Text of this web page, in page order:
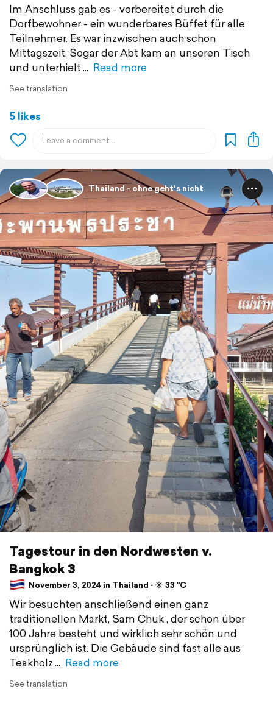
Im Anschluss gab es - vorbereitet durch die
Dorfbewohner - ein wunderbares Büffet für alle
Teilnehmer. Es war inzwischen auch schon
Mittagszeit. Sogar der Abt kam an unseren Tisch
und unterhielt
Read more
See translation
5 likes
Thailand - ohne geht's nicht
Tagestour in den Nordwesten v.
Bangkok 3
November 3, 2024 in Thailand ⋅ ☀️ 33 °C
Wir besuchten anschließend einen ganz
traditionellen Markt, Sam Chuk , der schon über
100 Jahre besteht und wirklich sehr schön und
ursprünglich ist. Die Gebäude sind fast alle aus
Teakholz
Read more
See translation